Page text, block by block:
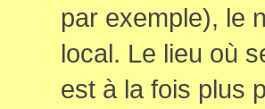
par exemple), le
local. Le lieu où
est à la fois plus